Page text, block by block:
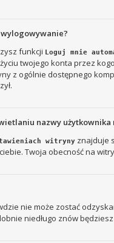
funkcji Loguj mnie
twojego konta przez
z ogólnie dostępnego
nazwy
witryny znajduje
Twoja obecność na
nie może zostać
niedługo znów